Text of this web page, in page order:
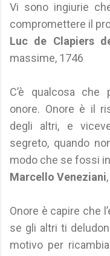
Vi sono ingiurie
compromettere il
Luc de Clapiers
massime, 1746
C’è qualcosa che
onore. Onore è il
degli altri, e
segreto, quando
modo che se fossi
Marcello Veneziani
Onore è capire che
se gli altri ti
motivo per